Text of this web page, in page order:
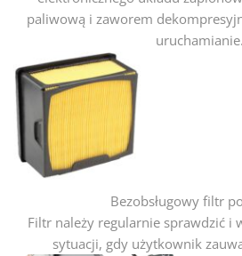
paliwową i zaworem
uruchamianie.
Bezobsługowy filtr
Filtr należy regularnie sprawdzić i
sytuacji, gdy użytkownik